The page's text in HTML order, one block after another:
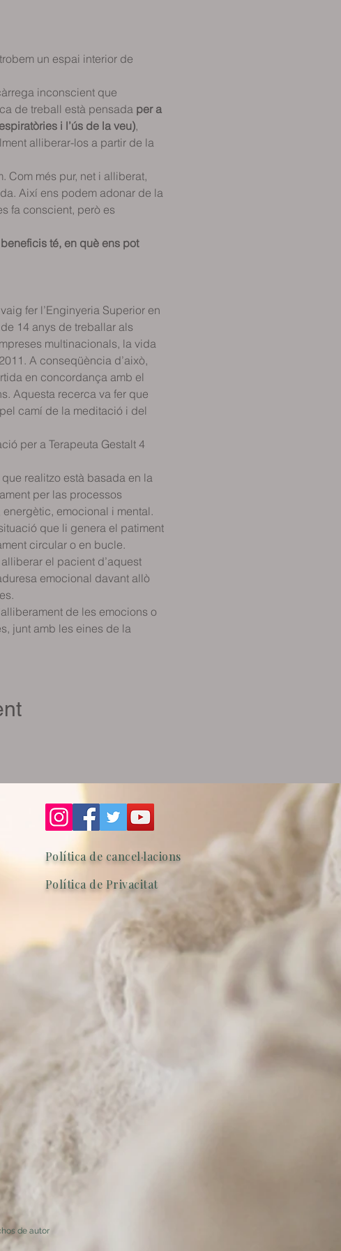
un espai interior de
inconscient que
de treball està pensada per a
i l’ús de la veu),
alliberar-los a partir de la
Com més pur, net i alliberat,
Així ens podem adonar de la
fa conscient, però es
té, en què ens pot
fer l’Enginyeria Superior en
14 anys de treballar als
multinacionals, la vida
A conseqüència d’això,
en concordança amb el
Aquesta recerca va fer que
camí de la meditació i del
per a Terapeuta Gestalt 4
realitzo està basada en la
per las processos
emocional i mental.
que li genera el patiment
circular o en bucle.
el pacient d’aquest
emocional davant allò
de les emocions o
junt amb les eines de la
Política de cancel·lacions
Política de Privacitat
de autor